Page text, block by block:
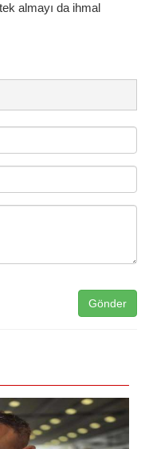
almayı da ihmal
Gönder